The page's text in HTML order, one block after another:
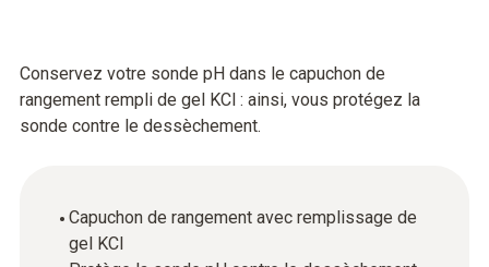
Conservez votre sonde pH dans le capuchon de
rangement rempli de gel KCl : ainsi, vous protégez la
sonde contre le dessèchement.
Capuchon de rangement avec remplissage de
gel KCl